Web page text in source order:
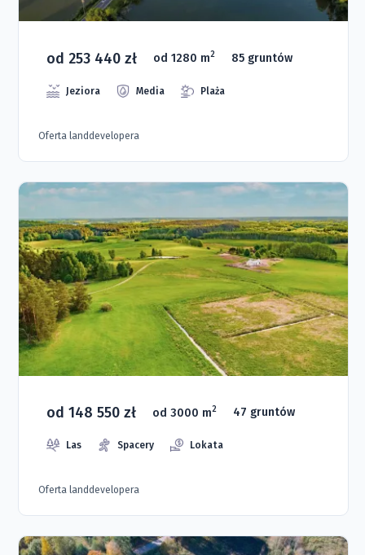
od 253 440 zł od 1280 m2 85 gruntów
Jeziora Media Plaża
Oferta landdevelopera
od 148 550 zł od 3000 m2 47 gruntów
Las Spacery Lokata
Oferta landdevelopera